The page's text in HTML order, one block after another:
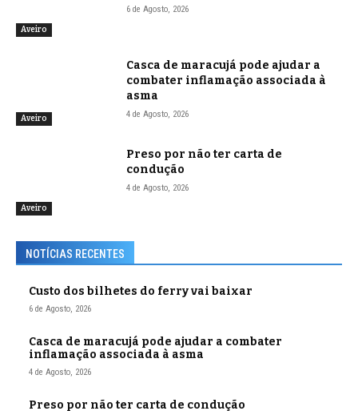
Aveiro
6 de Agosto, 2026
Aveiro
Casca de maracujá pode ajudar a
combater inflamação associada à
asma
4 de Agosto, 2026
Aveiro
Preso por não ter carta de
condução
4 de Agosto, 2026
NOTÍCIAS RECENTES
Custo dos bilhetes do ferry vai baixar
6 de Agosto, 2026
Casca de maracujá pode ajudar a combater
inflamação associada à asma
4 de Agosto, 2026
Preso por não ter carta de condução